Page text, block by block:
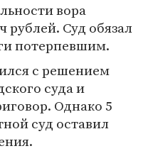
вора
рублей. Суд обязал
потерпевшим.
с решением
суда и
Однако 5
суд оставил